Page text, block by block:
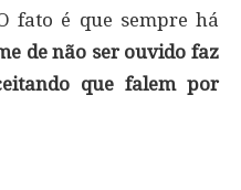
fato é que sempre há
de não ser ouvido faz
que falem por